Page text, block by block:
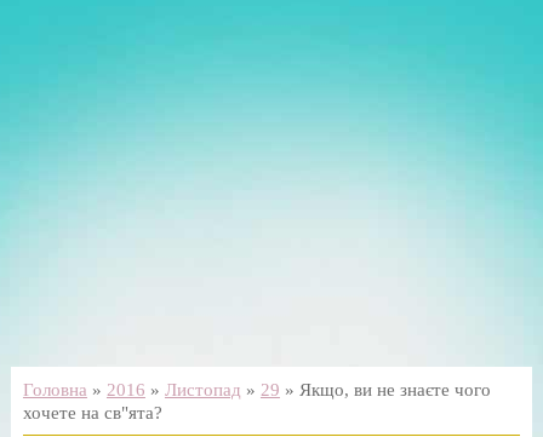
Головна » 2016 » Листопад » 29 » Якщо, ви не знаєте чого
хочете на св"ята?